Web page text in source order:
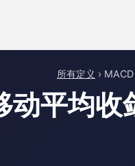
所有定义 › MACD
动平均收